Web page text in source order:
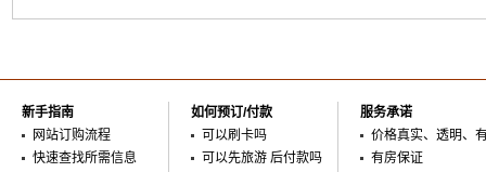
新手指南
网站订购流程
快速查找所需信息
如何预订/付款
可以刷卡吗
可以先旅游 后付款吗
服务承诺
价格真实、透明、
有房保证